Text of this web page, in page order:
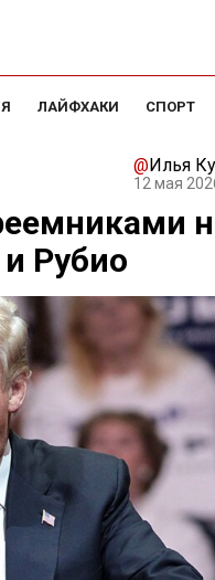
ЛАЙФХАКИ СПОРТ
@Илья
12 мая
Рубио